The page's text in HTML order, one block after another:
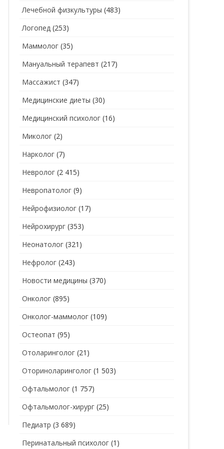
Лечебной физкультуры (483)
Логопед (253)
Маммолог (35)
Мануальный терапевт (217)
Массажист (347)
Медицинские диеты (30)
Медицинский психолог (16)
Миколог (2)
Нарколог (7)
Невролог (2 415)
Невропатолог (9)
Нейрофизиолог (17)
Нейрохирург (353)
Неонатолог (321)
Нефролог (243)
Новости медицины (370)
Онколог (895)
Онколог-маммолог (109)
Остеопат (95)
Отоларинголог (21)
Оториноларинголог (1 503)
Офтальмолог (1 757)
Офтальмолог-хирург (25)
Педиатр (3 689)
Перинатальный психолог (1)